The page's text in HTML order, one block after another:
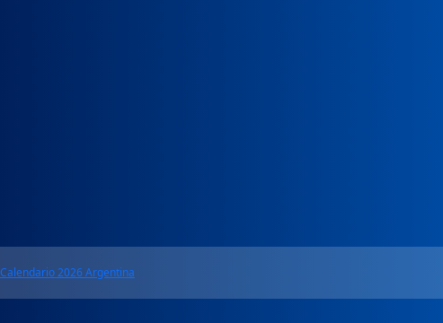
Calendario 2026 Argentina